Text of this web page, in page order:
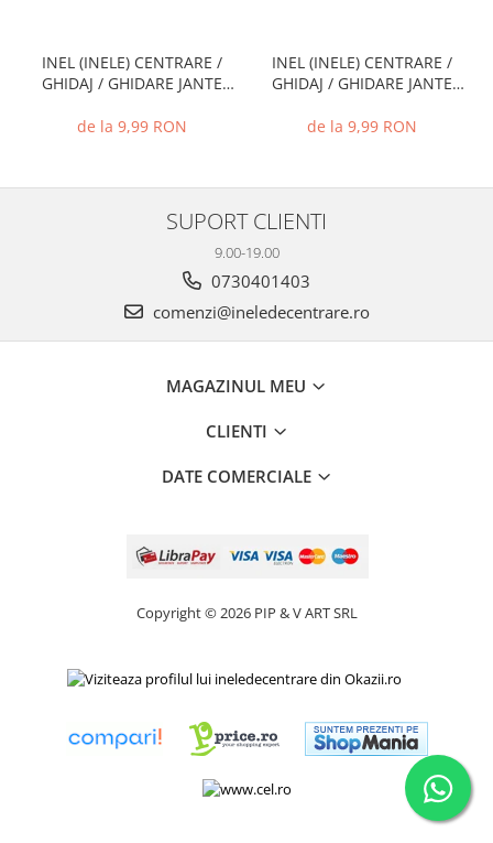
INEL (INELE) CENTRARE /
GHIDAJ / GHIDARE JANTE
de la 9,99 RON
INEL (INELE) CENTRARE /
GHIDAJ / GHIDARE JANTE
de la 9,99 RON
SUPORT CLIENTI
9.00-19.00
0730401403
comenzi@ineledecentrare.ro
MAGAZINUL MEU
CLIENTI
DATE COMERCIALE
Copyright © 2026 PIP & V ART SRL